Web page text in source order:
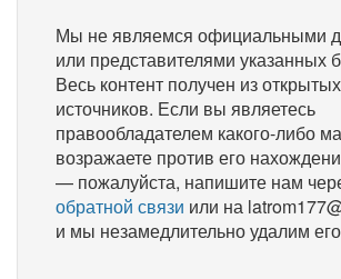
Мы не являемся официальными
или представителями указанных
Весь контент получен из открытых
источников. Если вы являетесь
правообладателем какого-либо
возражаете против его
— пожалуйста, напишите нам
обратной связи или на
и мы незамедлительно удалим